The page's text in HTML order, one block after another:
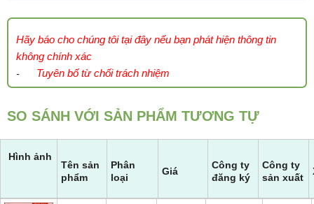
Hãy báo cho chúng tôi tại đây nếu bạn phát hiện thông tin
không chính xác
- Tuyên bố từ chối trách nhiệm
SO SÁNH VỚI SẢN PHẨM TƯƠNG TỰ
Hình ảnh
Tên sản
phẩm
Phân
loại
Giá
Công ty
đăng ký
Công ty
sản xuất